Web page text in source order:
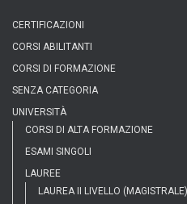
CERTIFICAZIONI
CORSI ABILITANTI
CORSI DI FORMAZIONE
SENZA CATEGORIA
UNIVERSITÀ
CORSI DI ALTA FORMAZIONE
ESAMI SINGOLI
LAUREE
LAUREA II LIVELLO (MAGISTRALE)